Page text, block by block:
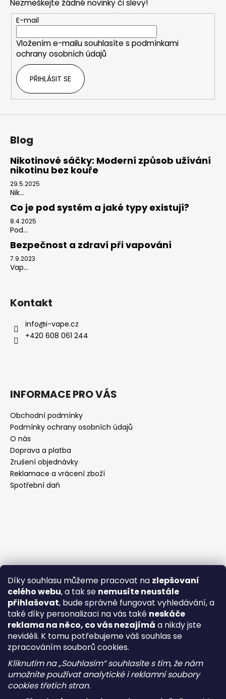
Díky souhlasu můžeme pracovat na zlepšovaní
celého webu, a tak se nemusíte neustále
přihlašovat, bude správně fungovat vyhledávání, a
také díky personalizaci na vás také neskáče
reklama na něco, co vás nezajímá a nikdy jste
neviděli. K tomu potřebujeme váš souhlas se
zpracováním souborů cookies.
Kliknutím na „Souhlasím“ souhlasíte s tím, že nám
umožníte používat analytické i reklamní soubory
cookies třetích stran.
Nezmeškejte žádné novinky či slevy!
E-mail
Vložením e-mailu souhlasíte s podmínkami
ochrany osobních údajů
PŘIHLÁSIT SE
Blog
Nikotinové sáčky: Moderní způsob užívání
nikotinu bez kouře
29.5.2025
Nik...
Co je pod systém a jaké typy existují?
8.4.2025
Pod...
Bezpečnost a zdraví při vapování
7.9.2023
Vap...
Kontakt
info@i-vape.cz
+420 608 061 244
INFORMACE PRO VÁS
Obchodní podmínky
Podmínky ochrany osobních údajů
O nás
Doprava a platba
Zrušení objednávky
Reklamace a vrácení zboží
Spotřební daň